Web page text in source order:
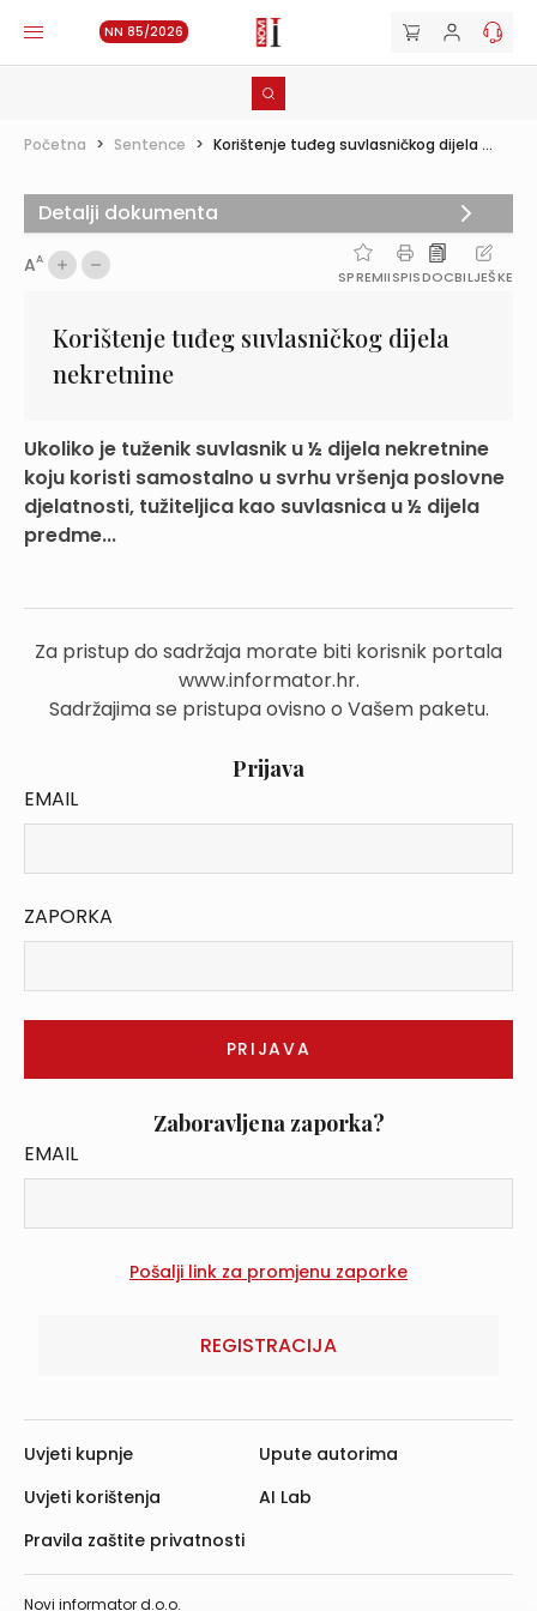
NN 85/2026
Početna > Sentence > Korištenje tuđeg suvlasničkog dijela ...
AA
SPREMIISPISDOCBILJEŠKE
Korištenje tuđeg suvlasničkog dijela
nekretnine
Ukoliko je tuženik suvlasnik u ½ dijela nekretnine
koju koristi samostalno u svrhu vršenja poslovne
djelatnosti, tužiteljica kao suvlasnica u ½ dijela
predme...
Za pristup do sadržaja morate biti korisnik portala
www.informator.hr.
Sadržajima se pristupa ovisno o Vašem paketu.
Prijava
EMAIL
ZAPORKA
Zaboravljena zaporka?
EMAIL
REGISTRACIJA
Detalji dokumenta
Novi informator d.o.o.
Uvjeti kupnje
Uvjeti korištenja
Pravila zaštite privatnosti
Upute autorima
AI Lab